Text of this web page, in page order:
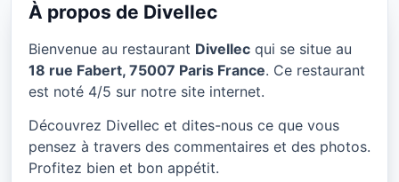
Divellec à Paris
★ 4/5
À propos de Divellec
Bienvenue au restaurant Divellec qui se situe au
18 rue Fabert, 75007 Paris France. Ce restaurant
est noté 4/5 sur notre site internet.
Découvrez Divellec et dites-nous ce que vous
pensez à travers des commentaires et des photos.
Profitez bien et bon appétit.